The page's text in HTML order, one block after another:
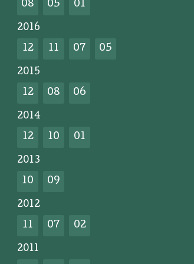
08 05 01
2016
12 11 07 05
2015
12 08 06
2014
12 10 01
2013
10 09
2012
11 07 02
2011